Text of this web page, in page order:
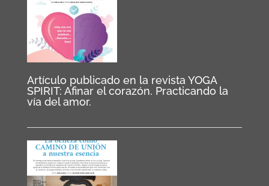
Artículo publicado en la revista YOGA
SPIRIT: Afinar el corazón. Practicando la
vía del amor.